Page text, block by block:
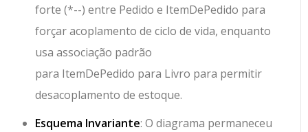
forte (*--) entre Pedido e ItemDePedido para
forçar acoplamento de ciclo de vida, enquanto
usa associação padrão
para ItemDePedido para Livro para permitir
desacoplamento de estoque.
Esquema Invariante: O diagrama permaneceu